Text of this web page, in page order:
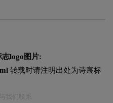
志logo图片:
转载时请注明出处为诗宸标